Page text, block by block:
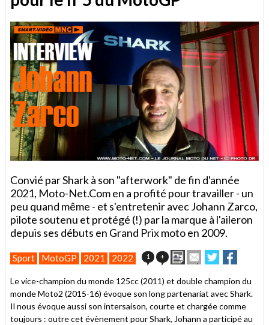
Convié par Shark à son "afterwork" de fin d'année
2021, Moto-Net.Com en a profité pour travailler - un
peu quand même - et s'entretenir avec Johann Zarco,
pilote soutenu et protégé (!) par la marque à l'aileron
depuis ses débuts en Grand Prix moto en 2009.
Sport MotoGP 2021 2022 1 + ImprimerEnvoyer
cet
à
un
ami
Partager
sur
sur
Le vice-champion du monde 125cc (2011) et double champion du
monde Moto2 (2015-16) évoque son long partenariat avec Shark.
Il nous évoque aussi son intersaison, courte et chargée comme
toujours : outre cet évènement pour Shark, Johann a participé au